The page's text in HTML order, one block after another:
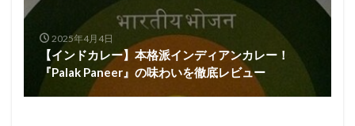
2025年4月4日
【インドカレー】本格派インディアンカレー！
『Palak Paneer』の味わいを徹底レビュー